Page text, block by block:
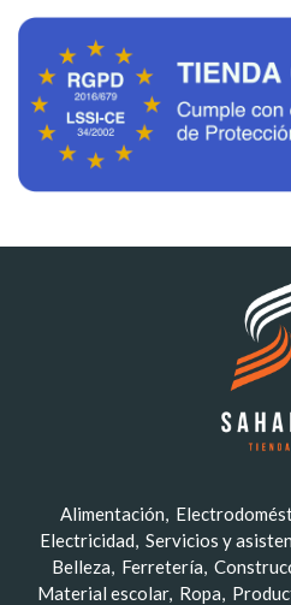
Alimentación
Electricidad Servicios y
Belleza
Ferretería
Material escolar Ropa